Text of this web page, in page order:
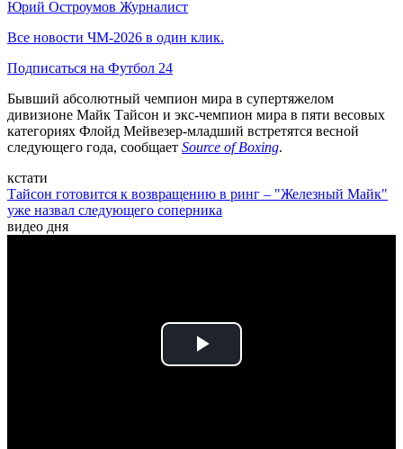
Юрий Остроумов Журналист
Все новости ЧМ-2026 в один клик.
Подписаться на Футбол 24
Бывший абсолютный чемпион мира в супертяжелом
дивизионе Майк Тайсон и экс-чемпион мира в пяти весовых
категориях Флойд Мейвезер-младший встретятся весной
следующего года, сообщает Source of Boxing.
кстати
Тайсон готовится к возвращению в ринг – "Железный Майк"
уже назвал следующего соперника
видео дня
Play